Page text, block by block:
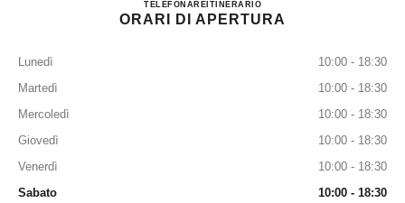
TELEFONARE
059-353-9485ITINERARIO
CHANEL FRAGRANCE
ORARI DI APERTURA
Lunedì
10:00 - 18:30
Martedì
10:00 - 18:30
Mercoledì
10:00 - 18:30
Giovedì
10:00 - 18:30
Venerdì
10:00 - 18:30
Sabato
10:00 - 18:30
OCCHIALI OROLOGERIA E GIOIELLERIA